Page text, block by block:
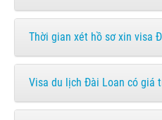
Thời gian xét hồ sơ xin visa
Visa du lịch Đài Loan có giá